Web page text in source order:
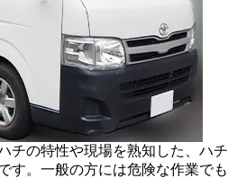
チの特性や現場を熟知した、ハチ
す。一般の方には危険な作業でも